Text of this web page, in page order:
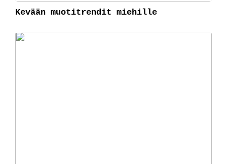
Kevään muotitrendit miehille